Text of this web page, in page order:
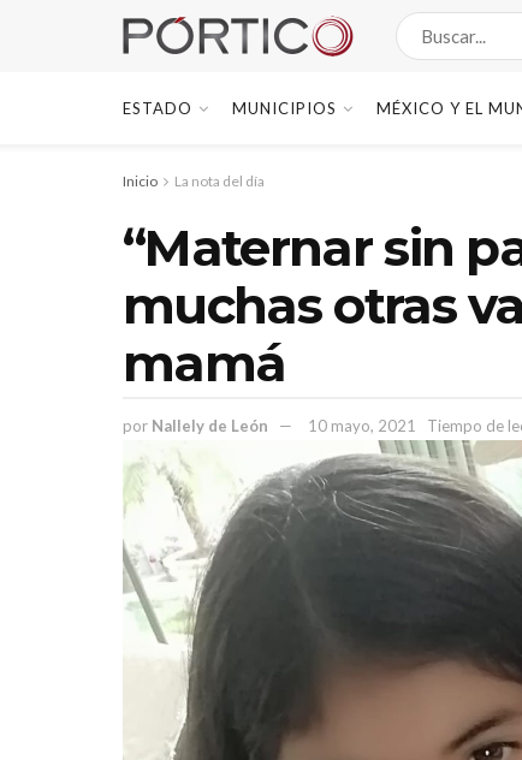
ESTADO MUNICIPIOS MÉXICO Y EL
Inicio La nota del día
“Maternar sin
muchas otras
mamá
por Nallely de León 10 mayo, 2021 Tiempo de